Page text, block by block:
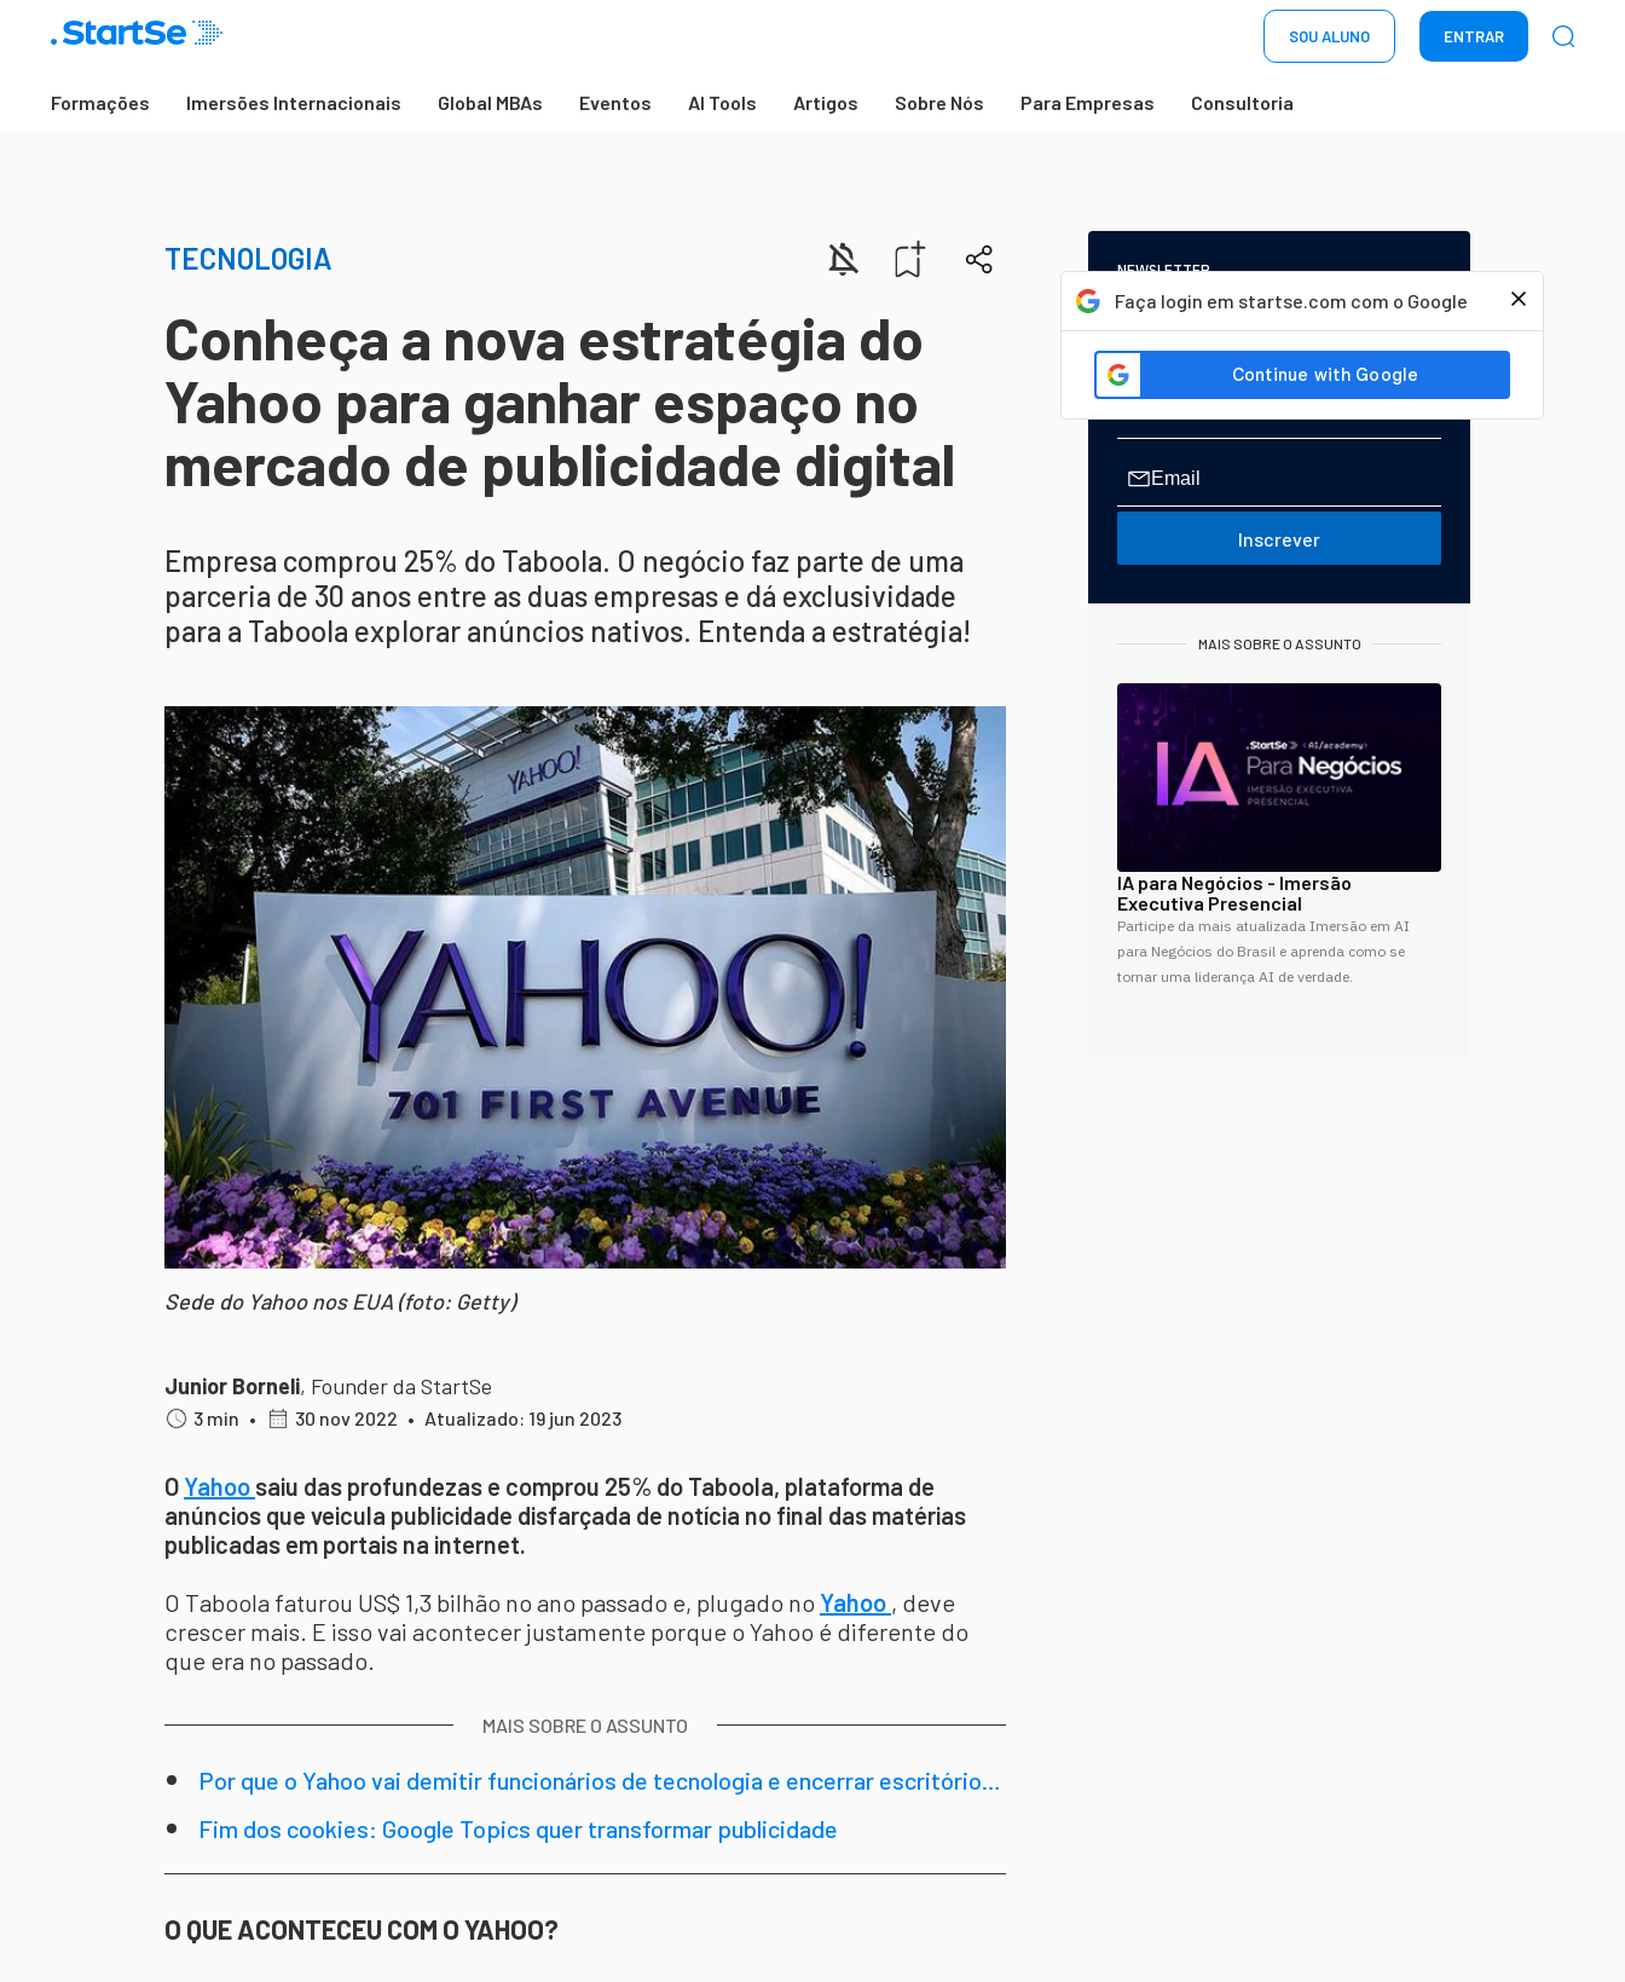
SOU ALUNO ENTRAR
Formações Imersões Internacionais Global MBAs Eventos AI Tools Artigos Sobre Nós Para Empresas Consultoria
Faça login em startse.com com o Google
TECNOLOGIA
Conheça a nova estratégia do
Yahoo para ganhar espaço no
mercado de publicidade digital
Empresa comprou 25% do Taboola. O negócio faz parte de uma
parceria de 30 anos entre as duas empresas e dá exclusividade
para a Taboola explorar anúncios nativos. Entenda a estratégia!
Sede do Yahoo nos EUA (foto: Getty)
Junior Borneli, Founder da StartSe
3 min • 30 nov 2022 • Atualizado: 19 jun 2023
O Yahoo saiu das profundezas e comprou 25% do Taboola, plataforma de
anúncios que veicula publicidade disfarçada de notícia no final das matérias
publicadas em portais na internet.
O Taboola faturou US$ 1,3 bilhão no ano passado e, plugado no Yahoo , deve
crescer mais. E isso vai acontecer justamente porque o Yahoo é diferente do
que era no passado.
MAIS SOBRE O ASSUNTO
Por que o Yahoo vai demitir funcionários de tecnologia e encerrar escritório
Fim dos cookies: Google Topics quer transformar publicidade
O QUE ACONTECEU COM O YAHOO?
NEWSLETTER
Start Seu dia:
A Newsletter do AGORA!
Inscrever
MAIS SOBRE O ASSUNTO
IA para Negócios - Imersão
Executiva Presencial
Participe da mais atualizada Imersão em AI
para Negócios do Brasil e aprenda como se
tornar uma liderança AI de verdade.